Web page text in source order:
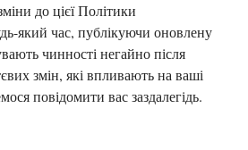
до цієї Політики
який час, публікуючи оновлену
чинності негайно після
змін, які впливають на ваші
повідомити вас заздалегідь.